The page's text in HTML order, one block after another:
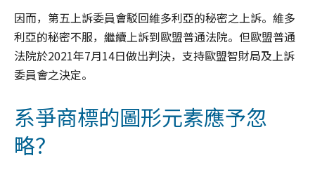
因而，第五上訴委員會駁回維多利亞的秘密之上訴。維多
利亞的秘密不服，繼續上訴到歐盟普通法院。但歐盟普通
法院於2021年7月14日做出判決，支持歐盟智財局及上訴
委員會之決定。
系爭商標的圖形元素應予忽
略？